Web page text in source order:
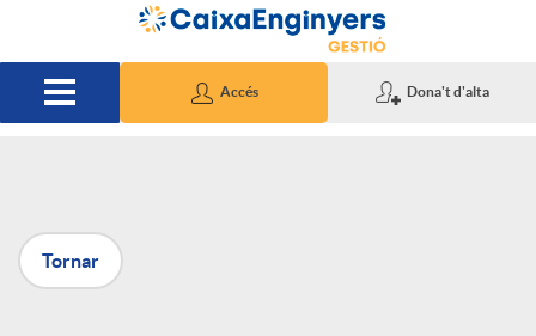
Salta al contingut principal
Accés Dona't d'alta
P
u
Tornar